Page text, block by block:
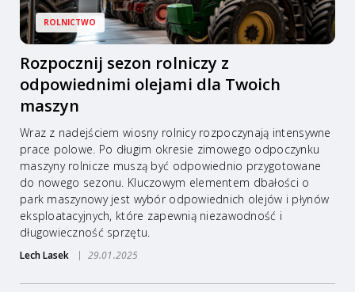
ROLNICTWO
Rozpocznij sezon rolniczy z
odpowiednimi olejami dla Twoich
maszyn
Wraz z nadejściem wiosny rolnicy rozpoczynają intensywne
prace polowe. Po długim okresie zimowego odpoczynku
maszyny rolnicze muszą być odpowiednio przygotowane
do nowego sezonu. Kluczowym elementem dbałości o
park maszynowy jest wybór odpowiednich olejów i płynów
eksploatacyjnych, które zapewnią niezawodność i
długowieczność sprzętu.
Lech Lasek 29.01.2025